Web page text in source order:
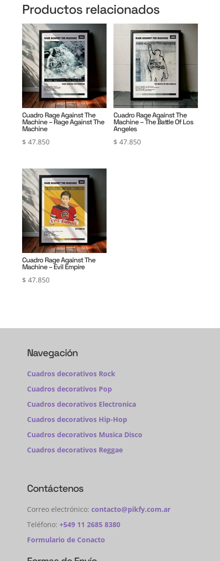
Productos relacionados
Cuadro Rage Against The
Machine – Rage Against The
Machine
$ 47.850
Cuadro Rage Against The
Machine – The Battle Of Los
Angeles
$ 47.850
Cuadro Rage Against The
Machine – Evil Empire
$ 47.850
Navegación
Cuadros decorativos Rock
Cuadros decorativos Pop
Cuadros decorativos Electronica
Cuadros decorativos Hip-Hop
Cuadros decorativos Musica Disco
Cuadros decorativos Reggae
Contáctenos
Correo electrónico: contacto@pikfy.com.ar
Teléfono: +549 11 2685 8380
Formulario de Conacto